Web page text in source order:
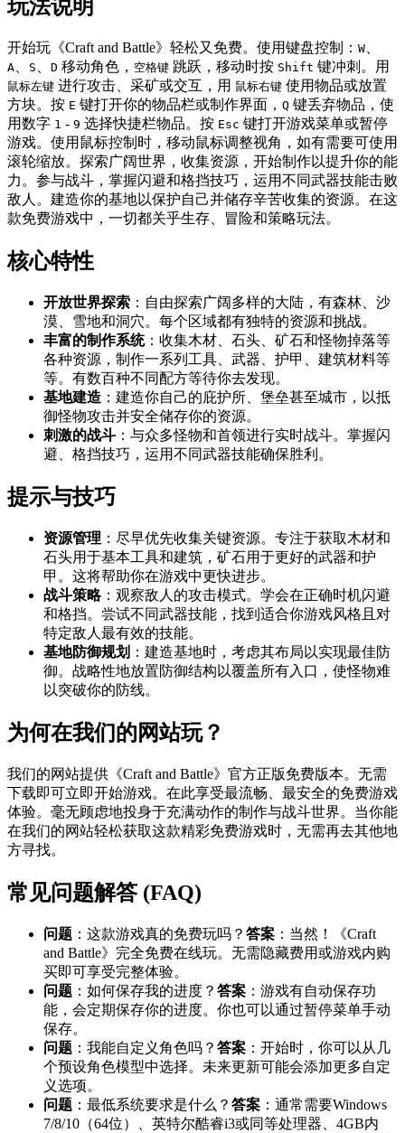
玩法说明
开始玩《Craft and Battle》轻松又免费。使用键盘控制： W
A S D 移动角色， 空格键 跳跃，移动时按 Shift 键冲刺。用
鼠标左键 进行攻击、采矿或交互，用 鼠标右键 使用物品或放置
方块。按 E 键打开你的物品栏或制作界面， Q 键丢弃物品，使
用数字 1 - 9 选择快捷栏物品。按 Esc 键打开游戏菜单或暂停
游戏。使用鼠标控制时，移动鼠标调整视角，如有需要可使用
滚轮缩放。探索广阔世界，收集资源，开始制作以提升你的能
力。参与战斗，掌握闪避和格挡技巧，运用不同武器技能击败
敌人。建造你的基地以保护自己并储存辛苦收集的资源。在这
款免费游戏中，一切都关乎生存、冒险和策略玩法。
核心特性
开放世界探索 ：自由探索广阔多样的大陆，有森林、沙
漠、雪地和洞穴。每个区域都有独特的资源和挑战。
丰富的制作系统：收集木材、石头、矿石和怪物掉落等
各种资源，制作一系列工具、武器、护甲、建筑材料等
等。有数百种不同配方等待你去发现。
基地建造 ：建造你自己的庇护所、堡垒甚至城市，以抵
御怪物攻击并安全储存你的资源。
刺激的战斗 ：与众多怪物和首领进行实时战斗。掌握闪
避、格挡技巧，运用不同武器技能确保胜利。
提示与技巧
资源管理 ：尽早优先收集关键资源。专注于获取木材和
石头用于基本工具和建筑，矿石用于更好的武器和护
甲。这将帮助你在游戏中更快进步。
战斗策略：观察敌人的攻击模式。学会在正确时机闪避
和格挡。尝试不同武器技能，找到适合你游戏风格且对
特定敌人最有效的技能。
基地防御规划 ：建造基地时，考虑其布局以实现最佳防
御。战略性地放置防御结构以覆盖所有入口，使怪物难
以突破你的防线。
为何在我们的网站玩？
我们的网站提供《Craft and Battle》官方正版免费版本。无需
下载即可立即开始游戏。在此享受最流畅、最安全的免费游戏
体验。毫无顾虑地投身于充满动作的制作与战斗世界。当你能
在我们的网站轻松获取这款精彩免费游戏时，无需再去其他地
方寻找。
常见问题解答 (FAQ)
问题 ：这款游戏真的免费玩吗？ 答案 ：当然！《Craft
and Battle》完全免费在线玩。无需隐藏费用或游戏内购
买即可享受完整体验。
问题 ：如何保存我的进度？ 答案 ：游戏有自动保存功
能，会定期保存你的进度。你也可以通过暂停菜单手动
保存。
问题 ：我能自定义角色吗？ 答案 ：开始时，你可以从几
个预设角色模型中选择。未来更新可能会添加更多自定
义选项。
问题 ：最低系统要求是什么？ 答案 ：通常需要Windows
7/8/10（64位）、英特尔酷睿i3或同等处理器、4GB内